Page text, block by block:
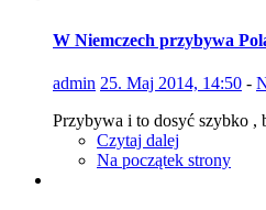
W Niemczech przybywa
admin 25. Maj 2014, 14:50 -
Przybywa i to dosyć szybko ,
Czytaj dalej
Na początek strony